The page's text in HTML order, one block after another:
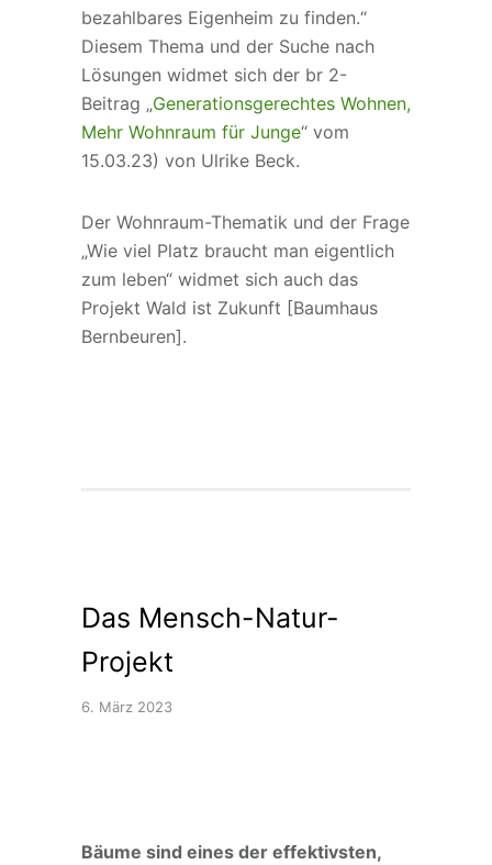
bezahlbares Eigenheim zu finden.“
Diesem Thema und der Suche nach
Lösungen widmet sich der br 2-
Beitrag „Generationsgerechtes Wohnen,
Mehr Wohnraum für Junge“ vom
15.03.23) von Ulrike Beck.
Der Wohnraum-Thematik und der Frage
„Wie viel Platz braucht man eigentlich
zum leben“ widmet sich auch das
Projekt Wald ist Zukunft [Baumhaus
Bernbeuren].
Das Mensch-Natur-
Projekt
6. März 2023
Bäume sind eines der effektivsten,